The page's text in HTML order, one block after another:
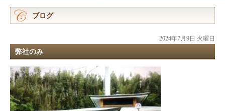
ブログ
2024年7月9日 火曜日
弊社のみ